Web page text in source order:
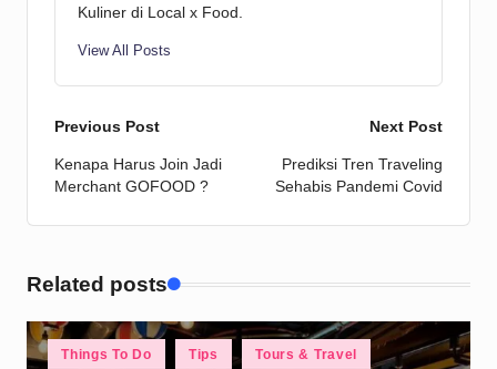
Kuliner di Local x Food.
View All Posts
Post
navigation
Previous Post
Kenapa Harus Join Jadi
Merchant GOFOOD ?
Next Post
Prediksi Tren Traveling
Sehabis Pandemi Covid
Related posts
Posted
in
Things To Do Tips Tours & Travel